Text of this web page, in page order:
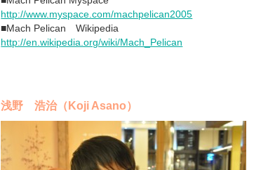
http://www.myspace.com/machpelican2005
■Mach Pelican Wikipedia
http://en.wikipedia.org/wiki/Mach_Pelican
浅野 浩治（Koji Asano）